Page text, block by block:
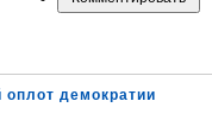
демократии